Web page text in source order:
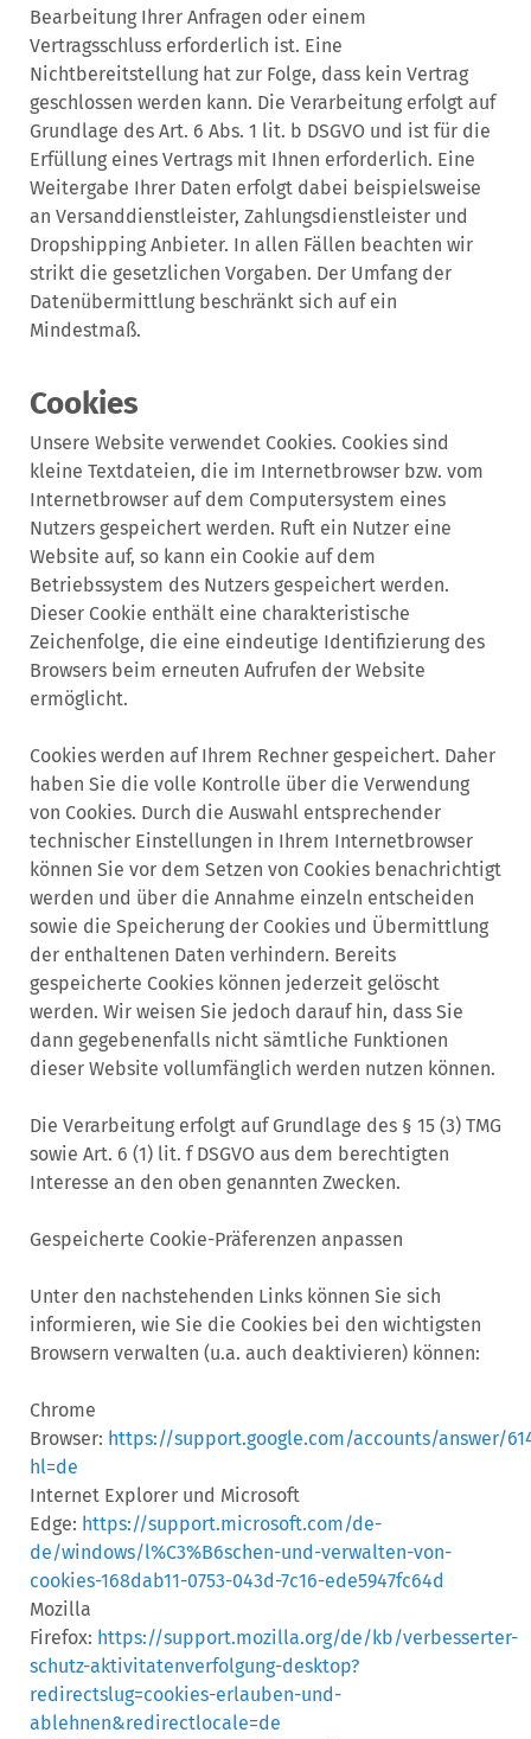
Bearbeitung Ihrer Anfragen oder einem
Vertragsschluss erforderlich ist. Eine
Nichtbereitstellung hat zur Folge, dass kein Vertrag
geschlossen werden kann. Die Verarbeitung erfolgt auf
Grundlage des Art. 6 Abs. 1 lit. b DSGVO und ist für die
Erfüllung eines Vertrags mit Ihnen erforderlich. Eine
Weitergabe Ihrer Daten erfolgt dabei beispielsweise
an Versanddienstleister, Zahlungsdienstleister und
Dropshipping Anbieter. In allen Fällen beachten wir
strikt die gesetzlichen Vorgaben. Der Umfang der
Datenübermittlung beschränkt sich auf ein
Mindestmaß.
Cookies
Unsere Website verwendet Cookies. Cookies sind
kleine Textdateien, die im Internetbrowser bzw. vom
Internetbrowser auf dem Computersystem eines
Nutzers gespeichert werden. Ruft ein Nutzer eine
Website auf, so kann ein Cookie auf dem
Betriebssystem des Nutzers gespeichert werden.
Dieser Cookie enthält eine charakteristische
Zeichenfolge, die eine eindeutige Identifizierung des
Browsers beim erneuten Aufrufen der Website
ermöglicht.
Cookies werden auf Ihrem Rechner gespeichert. Daher
haben Sie die volle Kontrolle über die Verwendung
von Cookies. Durch die Auswahl entsprechender
technischer Einstellungen in Ihrem Internetbrowser
können Sie vor dem Setzen von Cookies benachrichtigt
werden und über die Annahme einzeln entscheiden
sowie die Speicherung der Cookies und Übermittlung
der enthaltenen Daten verhindern. Bereits
gespeicherte Cookies können jederzeit gelöscht
werden. Wir weisen Sie jedoch darauf hin, dass Sie
dann gegebenenfalls nicht sämtliche Funktionen
dieser Website vollumfänglich werden nutzen können.
Die Verarbeitung erfolgt auf Grundlage des § 15 (3) TMG
sowie Art. 6 (1) lit. f DSGVO aus dem berechtigten
Interesse an den oben genannten Zwecken.
Gespeicherte Cookie-Präferenzen anpassen
Unter den nachstehenden Links können Sie sich
informieren, wie Sie die Cookies bei den wichtigsten
Browsern verwalten (u.a. auch deaktivieren) können:
Chrome
Browser: https://support.google.com/accounts/answer/
hl=de
Internet Explorer und Microsoft
Edge: https://support.microsoft.com/de-
de/windows/l%C3%B6schen-und-verwalten-von-
cookies-168dab11-0753-043d-7c16-ede5947fc64d
Mozilla
Firefox: https://support.mozilla.org/de/kb/verbesserter-
schutz-aktivitatenverfolgung-desktop?
redirectslug=cookies-erlauben-und-
ablehnen&redirectlocale=de